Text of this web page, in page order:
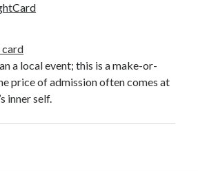
card
a local event; this is a make-or-
price of admission often comes at
inner self.